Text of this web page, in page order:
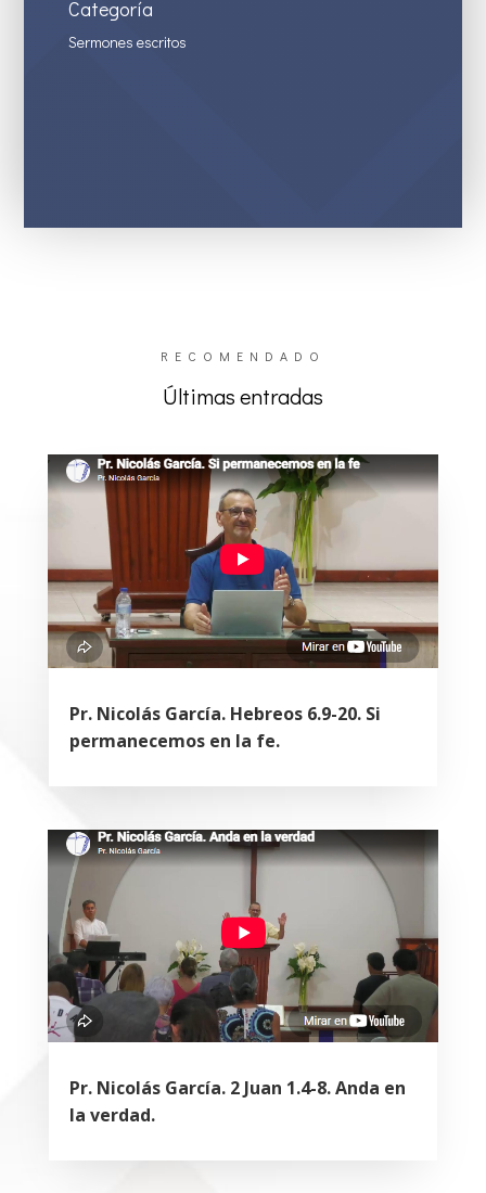
Categoría
Sermones escritos
RECOMENDADO
Últimas entradas
Pr. Nicolás García. Hebreos 6.9-20. Si
permanecemos en la fe.
Pr. Nicolás García. 2 Juan 1.4-8. Anda en
la verdad.